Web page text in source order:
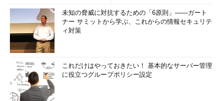
未知の脅威に対抗するための「6原則」――ガート
ナー サミットから学ぶ、これからの情報セキュリテ
ィ対策
これだけはやっておきたい！ 基本的なサーバー管理
に役立つグループポリシー設定